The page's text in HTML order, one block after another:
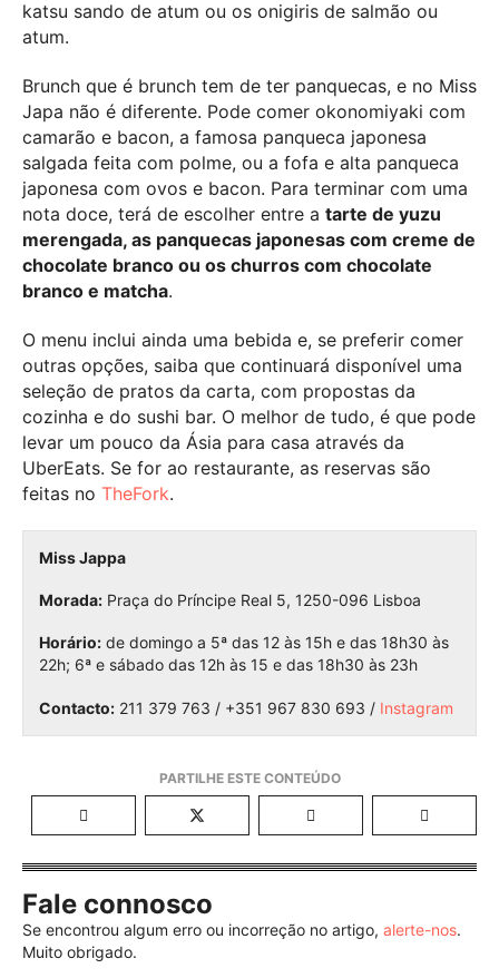
katsu sando de atum ou os onigiris de salmão ou
atum.
Brunch que é brunch tem de ter panquecas, e no Miss
Japa não é diferente. Pode comer okonomiyaki com
camarão e bacon, a famosa panqueca japonesa
salgada feita com polme, ou a fofa e alta panqueca
japonesa com ovos e bacon. Para terminar com uma
nota doce, terá de escolher entre a tarte de yuzu
merengada, as panquecas japonesas com creme de
chocolate branco ou os churros com chocolate
branco e matcha.
O menu inclui ainda uma bebida e, se preferir comer
outras opções, saiba que continuará disponível uma
seleção de pratos da carta, com propostas da
cozinha e do sushi bar. O melhor de tudo, é que pode
levar um pouco da Ásia para casa através da
UberEats. Se for ao restaurante, as reservas são
feitas no TheFork.
Miss Jappa
Morada: Praça do Príncipe Real 5, 1250-096 Lisboa
Horário: de domingo a 5ª das 12 às 15h e das 18h30 às
22h; 6ª e sábado das 12h às 15 e das 18h30 às 23h
Contacto: 211 379 763 / +351 967 830 693 / Instagram
Fale connosco
Se encontrou algum erro ou incorreção no artigo, alerte-nos.
Muito obrigado.